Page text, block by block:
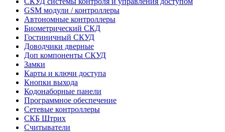
GSM модули / контроллеры
Автономные контроллеры
Биометрический СКД
Гостиничный СКУД
Доводчики дверные
Доп компоненты СКУД
Замки
Карты и ключи доступа
Кнопки выхода
Кодонаборные панели
Программное обеспечение
Сетевые контроллеры
СКБ Штрих
Считыватели